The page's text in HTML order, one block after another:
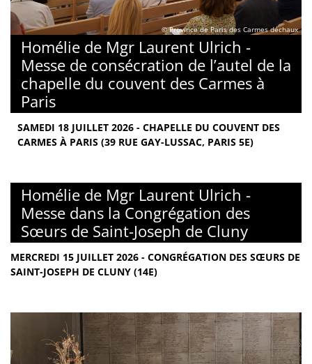
© Province de Paris des Carmes déchaux
Homélie de Mgr Laurent Ulrich -
Messe de consécration de l’autel de la
chapelle du couvent des Carmes à
Paris
SAMEDI 18 JUILLET 2026 - CHAPELLE DU COUVENT DES
CARMES À PARIS (39 RUE GAY-LUSSAC, PARIS 5E)
Homélie de Mgr Laurent Ulrich -
Messe dans la Congrégation des
Sœurs de Saint-Joseph de Cluny
MERCREDI 15 JUILLET 2026 - CONGRÉGATION DES SŒURS DE
SAINT-JOSEPH DE CLUNY (14E)